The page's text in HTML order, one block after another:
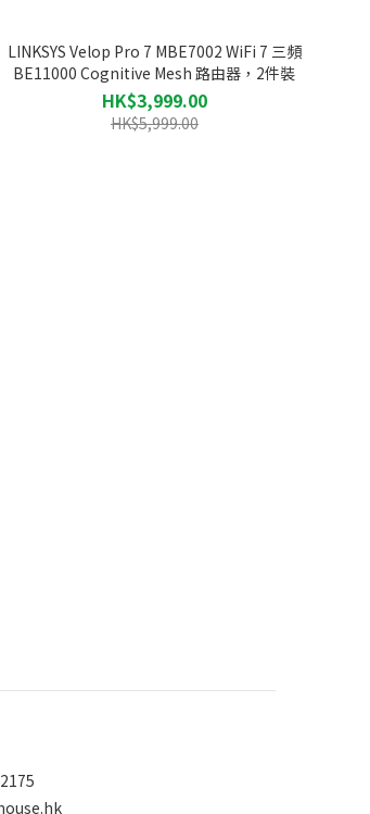
LINKSYS Velop Pro 7 MBE7002 WiFi 7 三頻
BE11000 Cognitive Mesh 路由器，2件裝
HK$3,999.00
HK$5,999.00